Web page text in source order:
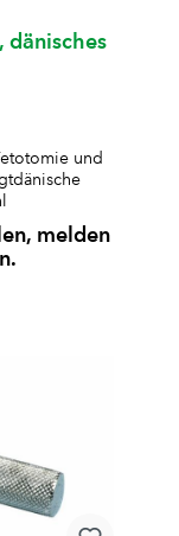
dänisches
und
melden